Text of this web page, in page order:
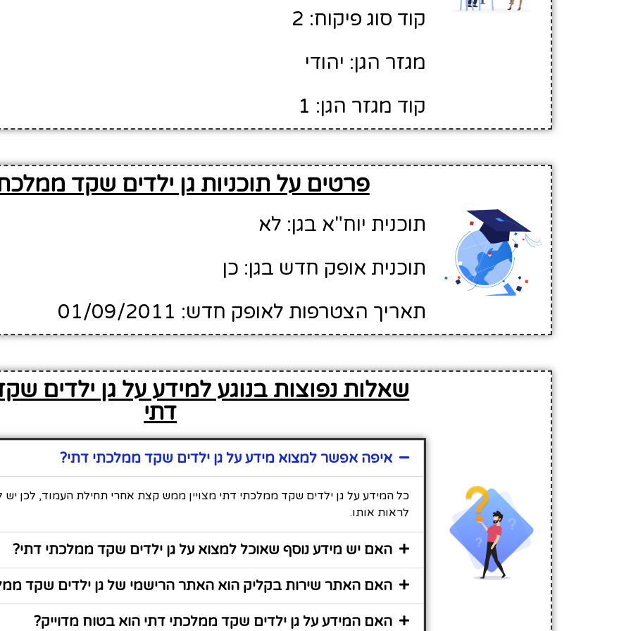
קוד סוג פיקוח: 2
מגזר הגן: יהודי
קוד מגזר הגן: 1
פרטים על תוכניות גן ילדים שקד
תוכנית יוח"א בגן: לא
תוכנית אופק חדש בגן: כן
תאריך הצטרפות לאופק חדש: 01/09/2011
שאלות נפוצות בנוגע למידע על גן ילדים
דתי
איפה אפשר למצוא מידע על גן ילדים שקד ממלכתי דתי?
כל המידע על גן ילדים שקד ממלכתי דתי מצויין ממש קצת אחרי תחילת העמוד, לכן יש
לראות אותו.
האם יש מידע נוסף שאוכל למצוא על גן ילדים שקד ממלכתי דתי?
האם האתר שירות בקליק הוא האתר הרישמי של גן ילדים שקד
האם המידע על גן ילדים שקד ממלכתי דתי הוא בטוח מדוייק?